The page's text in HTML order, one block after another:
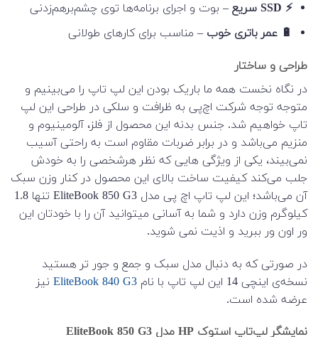
⚡ SSD سریع
– بوت و اجرای برنامه‌ها توی چشم‌برهم‌زدنی
🔋 عمر باتری خوب – مناسب برای کارهای طولانی
طراحی و ساختار
در نگاه نخست همه ما باریک بودن این لپ تاپ را می‌بینیم و
متوجه توجه شرکت اچ‌پی به ظرافت و سلکی در طراحی این لپ
تاپ خواهیم شد. جنس بدنه این محصول از فلز، آلومینیوم و
منزیم می‌باشد و در برابر ضربات مقاوم است به راحتی آسیب
نمی‌بیند، یکی از ویژگی هایی که نظر هرشخصی را به خودش
جلب می‌کند کیفیت ساخت بالای این محصول در کنار وزن سبک
آن می‌باشد؛ این لپ تاپ اچ پی مدل EliteBook 850 G3 تنها 1.8
کیلوگرم وزن دارد و شما به آسانی میتوانید آن را با خودتان این
ور اون ور ببرید و اذیت نمی شوید.
در صورتی که به دنبال مدل سبک و جمع و جور تر هستید
نسخه‌ی اینچی 14 این لپ تاپ با نام
EliteBook 840 G3 نیز
عرضه شده است.
نمایشگر لپ‌تاپ استوک HP مدل EliteBook 850 G3